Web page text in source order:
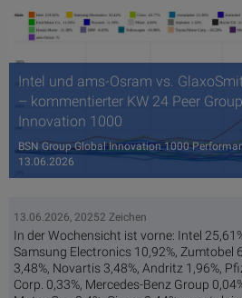
Intel und ams-Osram vs.
– kommentierter KW 24 Peer
Innovation 1000
BSN Group Global Innovation 1000
13.06.2026
13.06.2026, 20252 Zeichen
In der Wochensicht ist vorne: Intel
Samsung Electronics 10,92%, Zumtobel
3,48%, Novartis 3,48%, Andritz 1,96%,
Corp. 0,33%, Mercedes-Benz Group